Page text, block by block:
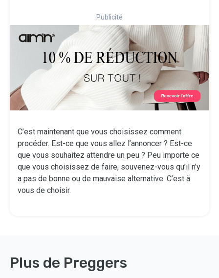
Publicité
C’est maintenant que vous choisissez comment
procéder. Est-ce que vous allez l’annoncer ? Est-ce
que vous souhaitez attendre un peu ? Peu importe ce
que vous choisissez de faire, souvenez-vous qu’il n’y
a pas de bonne ou de mauvaise alternative. C’est à
vous de choisir.
Plus de Preggers